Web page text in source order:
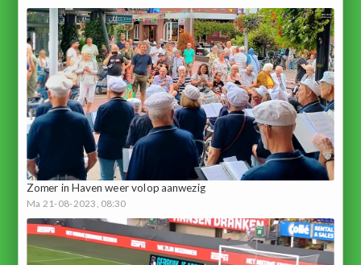
Zomer in Haven weer volop aanwezig
Ma 21-08-2023, 08:30